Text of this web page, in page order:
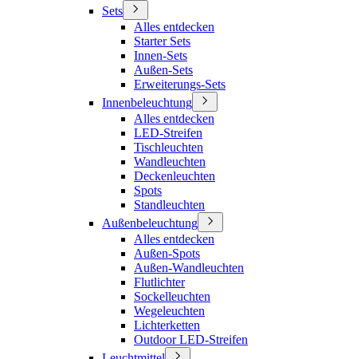
Sets
Alles entdecken
Starter Sets
Innen-Sets
Außen-Sets
Erweiterungs-Sets
Innenbeleuchtung
Alles entdecken
LED-Streifen
Tischleuchten
Wandleuchten
Deckenleuchten
Spots
Standleuchten
Außenbeleuchtung
Alles entdecken
Außen-Spots
Außen-Wandleuchten
Flutlichter
Sockelleuchten
Wegeleuchten
Lichterketten
Outdoor LED-Streifen